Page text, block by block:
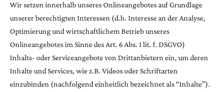
Wir setzen innerhalb unseres Onlineangebotes auf Grundlage
unserer berechtigten Interessen (d.h. Interesse an der Analyse,
Optimierung und wirtschaftlichem Betrieb unseres
Onlineangebotes im Sinne des Art. 6 Abs. 1 lit. f. DSGVO)
Inhalts- oder Serviceangebote von Drittanbietern ein, um deren
Inhalte und Services, wie z.B. Videos oder Schriftarten
einzubinden (nachfolgend einheitlich bezeichnet als “Inhalte”).